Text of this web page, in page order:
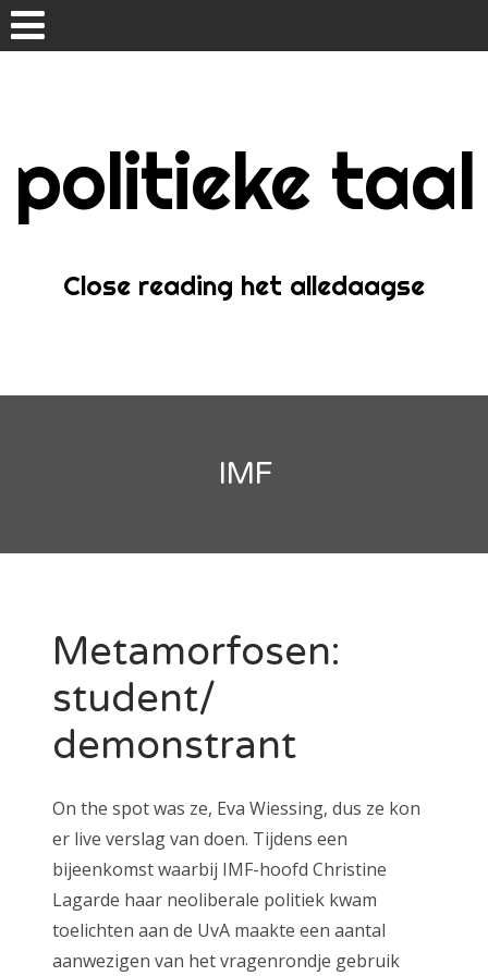
Home
Over
politieke taal
Close reading het alledaagse
IMF
Metamorfosen:
student/
demonstrant
On the spot was ze, Eva Wiessing, dus ze kon
er live verslag van doen. Tijdens een
bijeenkomst waarbij IMF-hoofd Christine
Lagarde haar neoliberale politiek kwam
toelichten aan de UvA maakte een aantal
aanwezigen van het vragenrondje gebruik